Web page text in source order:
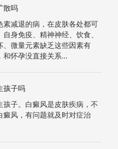
散吗
素减退的病，在皮肤各处都可
身免疫、精神神经、饮食、
、微量元素缺乏这些因素有
和怀孕没直接关系...
孩子吗
孩子。白癜风是皮肤疾病，不
癜风，有问题就及时对症治